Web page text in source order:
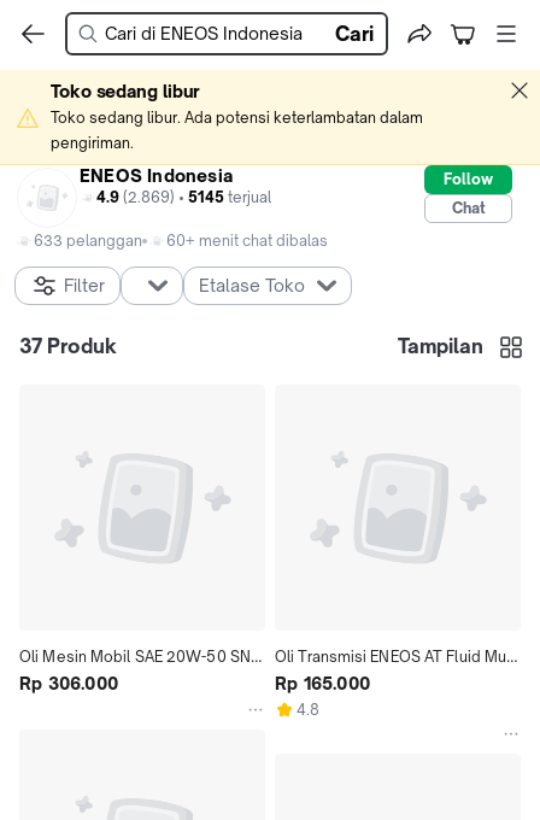
Cari
Toko sedang libur
Toko sedang libur. Ada potensi keterlambatan dalam
pengiriman.
ENEOS Indonesia
4.9 (2.869) • 5145 terjual
Follow
Chat
633 pelanggan
60+ menit chat dibalas
Filter Etalase Toko
37 Produk Tampilan
Oli Mesin Mobil SAE 20W-50 SN
Kemasan 4 Liter Car Engine
Rp 306.000
Oli Transmisi ENEOS AT Fluid Multi
Kemasan 1 Liter Car Engine
Rp 165.000
4.8